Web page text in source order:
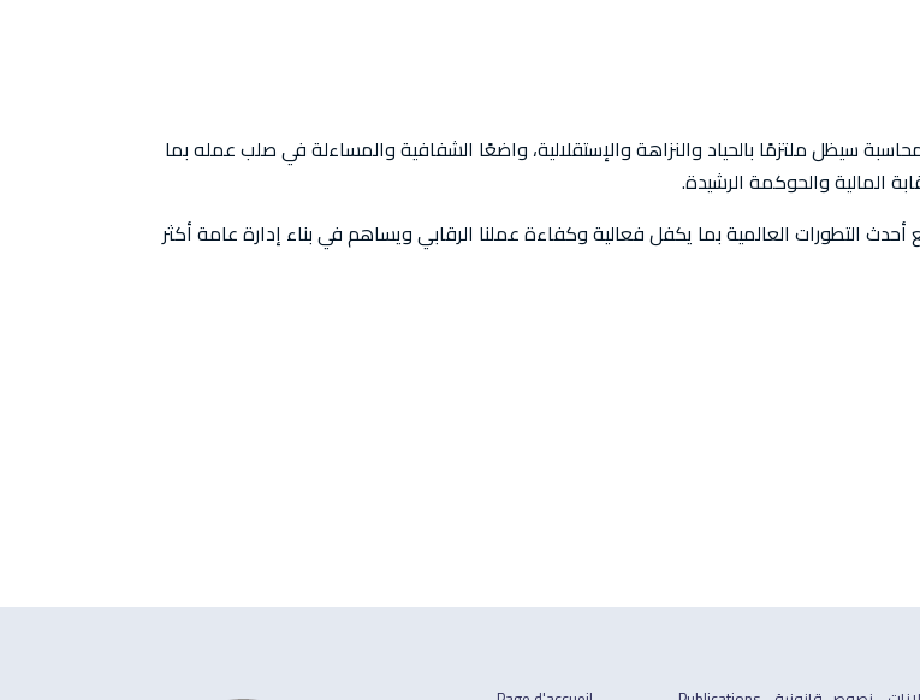
سيظل ملتزمًا بالحياد والنزاهة والإستقلالية، واضعًا الشفافية والمساءلة في صلب عمله بما
المالية والحوكمة الرشيدة.
التطورات العالمية بما يكفل فعالية وكفاءة عملنا الرقابي ويساهم في بناء إدارة عامة أكثر